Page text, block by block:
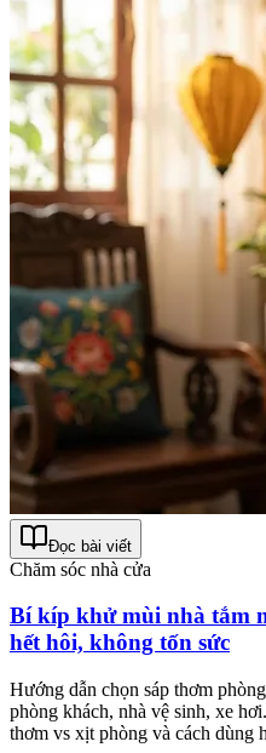
Đọc bài viết
Chăm sóc nhà cửa
Bí kíp khử mùi nhà tắm
hết hôi, không tốn sức
Hướng dẫn chọn sáp thơm
phòng khách, nhà vệ sinh, xe
thơm vs xịt phòng và cách dùng